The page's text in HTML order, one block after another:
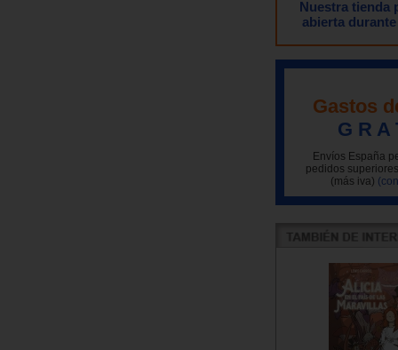
Nuestra tienda
abierta
Gastos
G R A
Envíos España
pedidos
(más iva)